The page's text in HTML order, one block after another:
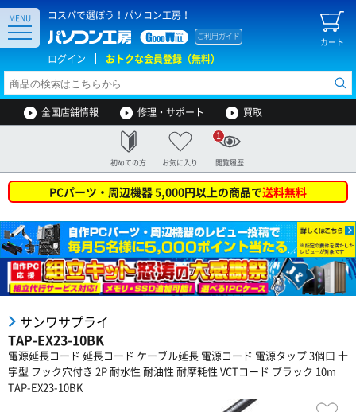
コスパで選ぼう！パソコン工房！
カート
ご利用ガイド
ログイン おトクな会員登録（無料）
MENU
全国店舗情報 修理・サポート 買取
初めての方 お気に入り 閲覧履歴
1
PCパーツ・周辺機器 5,000円以上の商品で送料無料
サンワサプライ
TAP-EX23-10BK
電源延長コード 延長コード ケーブル延長 電源コード 電源タップ 3個口 十
字型 フック穴付き 2P 耐水性 耐油性 耐摩耗性 VCTコード ブラック 10m
TAP-EX23-10BK